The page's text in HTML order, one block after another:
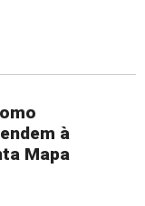
à
Mapa